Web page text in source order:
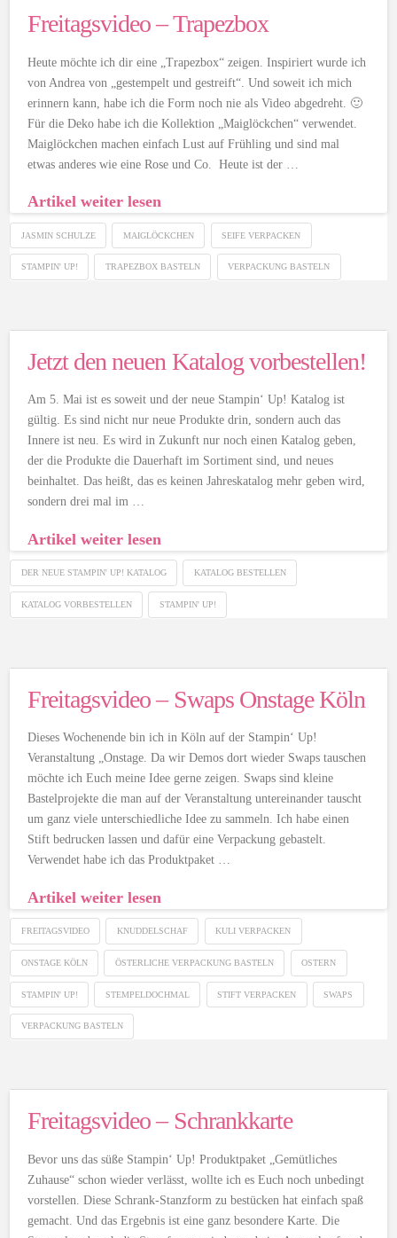
Freitagsvideo – Trapezbox
Heute möchte ich dir eine „Trapezbox“ zeigen. Inspiriert wurde ich
von Andrea von „gestempelt und gestreift“. Und soweit ich mich
erinnern kann, habe ich die Form noch nie als Video abgedreht. 🙂
Für die Deko habe ich die Kollektion „Maiglöckchen“ verwendet.
Maiglöckchen machen einfach Lust auf Frühling und sind mal
etwas anderes wie eine Rose und Co. Heute ist der …
Artikel weiter lesen
JASMIN SCHULZE MAIGLÖCKCHEN SEIFE VERPACKEN
STAMPIN' UP! TRAPEZBOX BASTELN VERPACKUNG BASTELN
Jetzt den neuen Katalog vorbestellen!
Am 5. Mai ist es soweit und der neue Stampin‘ Up! Katalog ist
gültig. Es sind nicht nur neue Produkte drin, sondern auch das
Innere ist neu. Es wird in Zukunft nur noch einen Katalog geben,
der die Produkte die Dauerhaft im Sortiment sind, und neues
beinhaltet. Das heißt, das es keinen Jahreskatalog mehr geben wird,
sondern drei mal im …
Artikel weiter lesen
DER NEUE STAMPIN' UP! KATALOG KATALOG BESTELLEN
KATALOG VORBESTELLEN STAMPIN' UP!
Freitagsvideo – Swaps Onstage Köln
Dieses Wochenende bin ich in Köln auf der Stampin‘ Up!
Veranstaltung „Onstage. Da wir Demos dort wieder Swaps tauschen
möchte ich Euch meine Idee gerne zeigen. Swaps sind kleine
Bastelprojekte die man auf der Veranstaltung untereinander tauscht
um ganz viele unterschiedliche Idee zu sammeln. Ich habe einen
Stift bedrucken lassen und dafür eine Verpackung gebastelt.
Verwendet habe ich das Produktpaket …
Artikel weiter lesen
FREITAGSVIDEO KNUDDELSCHAF KULI VERPACKEN
ONSTAGE KÖLN ÖSTERLICHE VERPACKUNG BASTELN OSTERN
STAMPIN' UP! STEMPELDOCHMAL STIFT VERPACKEN SWAPS
VERPACKUNG BASTELN
Freitagsvideo – Schrankkarte
Bevor uns das süße Stampin‘ Up! Produktpaket „Gemütliches
Zuhause“ schon wieder verlässt, wollte ich es Euch noch unbedingt
vorstellen. Diese Schrank-Stanzform zu bestücken hat einfach spaß
gemacht. Und das Ergebnis ist eine ganz besondere Karte. Die